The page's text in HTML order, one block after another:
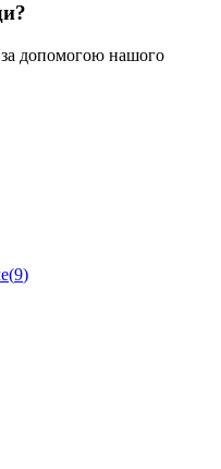
за допомогою нашого
(9)